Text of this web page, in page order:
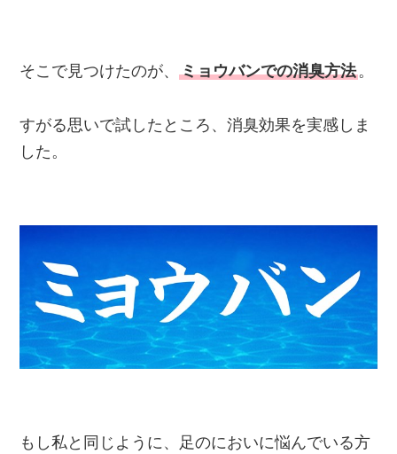
そこで見つけたのが、ミョウバンでの消臭方法。
すがる思いで試したところ、消臭効果を実感しま
した。
もし私と同じように、足のにおいに悩んでいる方